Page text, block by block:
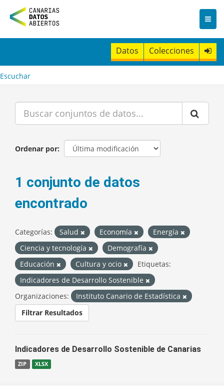
n
t
Datos Colecciones
Escuchar
Ordenar por
1 conjunto de datos
encontrado
Categorías: Salud Economía
Energía
Ciencia y tecnología
Demografía
Educación
Cultura y ocio
Etiquetas:
Indicadores de Desarrollo Sostenible
Organizaciones:
Instituto Canario de Estadística
Filtrar Resultados
Indicadores de Desarrollo Sostenible de Canarias
ZIP XLSX